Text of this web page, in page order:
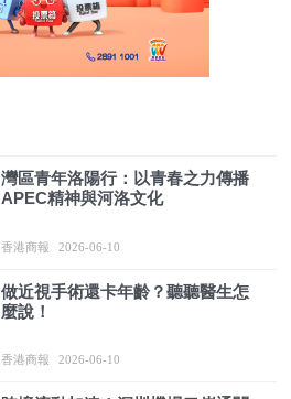
灣區青年洛陽行：以青春之力傳播
APEC精神與河洛文化
香港商報 2026-06-10
做近視手術還卡年齡？聽聽醫生怎
麼說！
香港商報 2026-06-10